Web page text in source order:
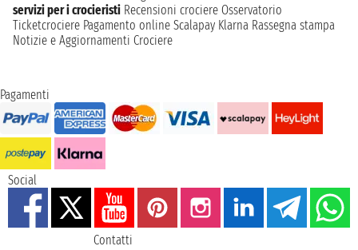
servizi per i crocieristi Recensioni crociere Osservatorio
Ticketcrociere Pagamento online Scalapay Klarna Rassegna stampa
Notizie e Aggiornamenti Crociere
Pagamenti
Social
Contatti